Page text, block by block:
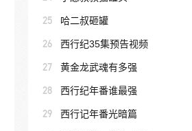
25 哈二叔砸罐
26 西行纪35集预告视频
27 黄金龙武魂有多强
28 西行纪年番谁最强
29 西行记年番光暗篇